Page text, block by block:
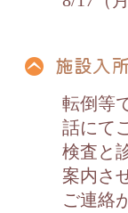
施設入
転倒等
話にて
検査と
案内さ
ご連絡